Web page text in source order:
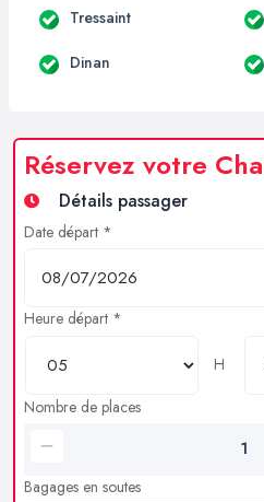
Tressaint
Dinan
Réservez votre
Détails passager
Date départ *
Heure départ *
H
Nombre de places
Bagages en soutes